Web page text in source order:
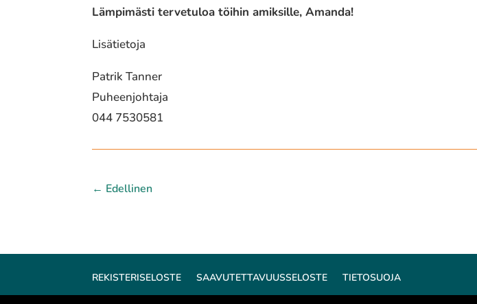
Lämpimästi tervetuloa töihin amiksille, Amanda!
Lisätietoja
Patrik Tanner
Puheenjohtaja
044 7530581
← Edellinen
REKISTERISELOSTE SAAVUTETTAVUUSSELOSTE TIETOSUOJA